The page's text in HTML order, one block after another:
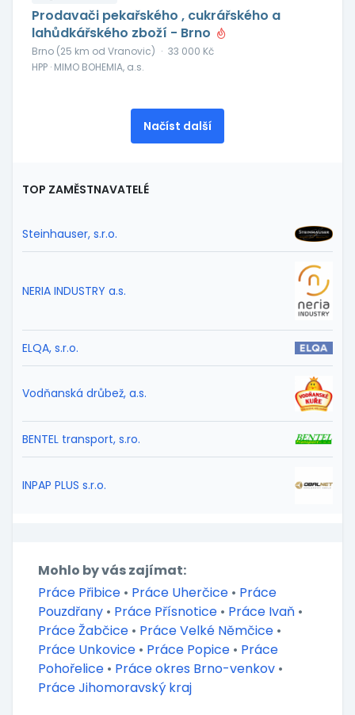
Prodavači pekařského , cukrářského a
lahůdkářského zboží - Brno
Brno (25 km od Vranovic) · 33 000 Kč
HPP · MIMO BOHEMIA, a.s.
Načíst další
TOP ZAMĚSTNAVATELÉ
Steinhauser, s.r.o.
NERIA INDUSTRY a.s.
ELQA, s.r.o.
Vodňanská drůbež, a.s.
BENTEL transport, s.ro.
INPAP PLUS s.r.o.
Mohlo by vás zajímat:
Práce Přibice • Práce Uherčice • Práce
Pouzdřany • Práce Přísnotice • Práce Ivaň •
Práce Žabčice • Práce Velké Němčice •
Práce Unkovice • Práce Popice • Práce
Pohořelice • Práce okres Brno-venkov •
Práce Jihomoravský kraj